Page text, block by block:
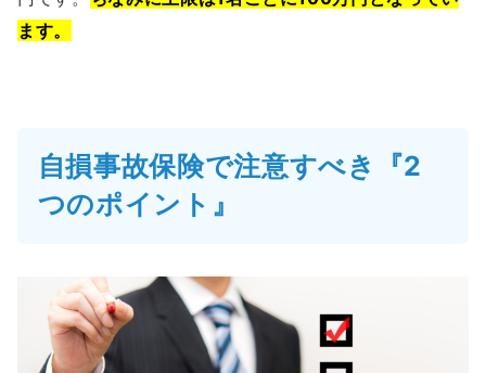
ます。
自損事故保険で注意すべき『2
つのポイント』